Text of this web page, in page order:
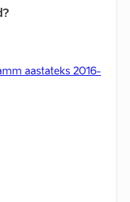
aastateks 2016-